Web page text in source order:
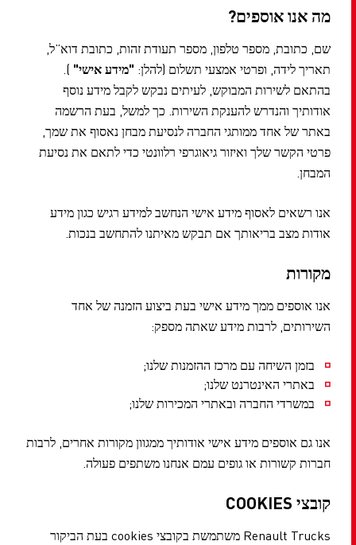
מה אנו אוספים?
שם, כתובת, מספר טלפון, מספר תעודת זהות, כתובת דוא”ל,
תאריך לידה, ופרטי אמצעי תשלום (להלן: "מידע אישי" ).
בהתאם לשירות המבוקש, לעיתים נבקש לקבל מידע נוסף
אודותיך והנדרש להענקת השירות. כך למשל, בעת הרשמה
באתר של אחד ממותגי החברה לנסיעת מבחן נאסוף את שמך,
פרטי הקשר שלך ואיזור גיאוגרפי רלוונטי כדי לתאם את נסיעת
המבחן.
אנו רשאים לאסוף מידע אישי הנחשב למידע רגיש כגון מידע
אודות מצב בריאותך אם תבקש מאיתנו להתחשב בנכות.
מקורות
אנו אוספים ממך מידע אישי בעת ביצוע הזמנה של אחד
השירותים, לרבות מידע שאתה מספק:
בזמן השיחה עם מרכז ההזמנות שלנו;
באתרי האינטרנט שלנו;
במשרדי החברה ובאתרי המכירות שלנו;
אנו גם אוספים מידע אישי אודותיך ממגוון מקורות אחרים, לרבות
חברות קשורות או גופים עמם אנחנו משתפים פעולה.
קובצי COOKIES
Renault Trucks משתמשת בקובצי cookies בעת הביקור